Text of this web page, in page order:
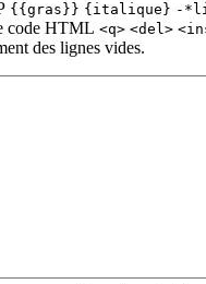
{{gras}} {italique} -
code HTML <q> <del>
des lignes vides.